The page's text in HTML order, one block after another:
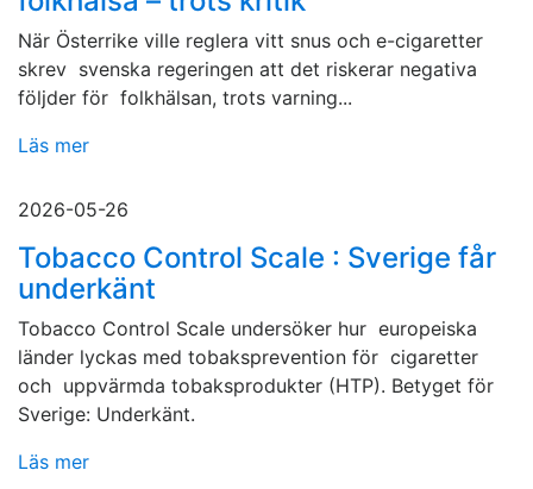
När Österrike ville reglera vitt snus och e-cigaretter
skrev svenska regeringen att det riskerar negativa
följder för folkhälsan, trots varning...
Läs mer
2026-05-26
Tobacco Control Scale : Sverige får
underkänt
Tobacco Control Scale undersöker hur europeiska
länder lyckas med tobaksprevention för cigaretter
och uppvärmda tobaksprodukter (HTP). Betyget för
Sverige: Underkänt.
Läs mer